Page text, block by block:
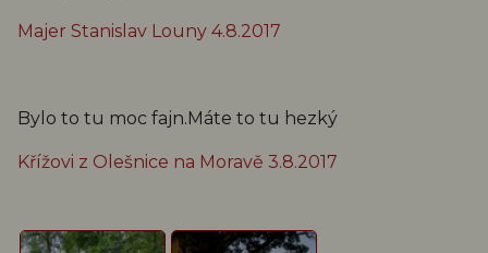
Majer Stanislav Louny 4.8.2017
Bylo to tu moc fajn.Máte to tu hezký
Křížovi z Olešnice na Moravě 3.8.2017